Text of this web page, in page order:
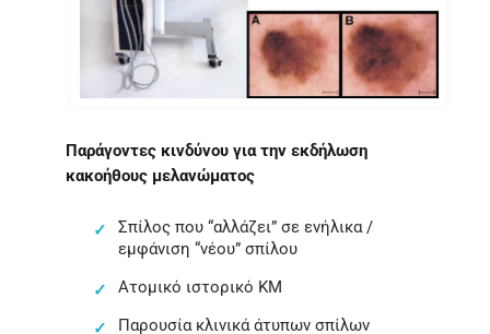
Παράγοντες κινδύνου για την εκδήλωση
κακοήθους μελανώματος
Σπίλος που “αλλάζει” σε ενήλικα /
εμφάνιση “νέου” σπίλου
Ατομικό ιστορικό ΚΜ
Παρουσία κλινικά άτυπων σπίλων